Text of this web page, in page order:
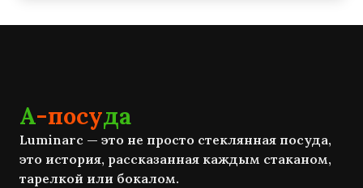
А-посуда
Luminarc — это не просто стеклянная посуда,
это история, рассказанная каждым стаканом,
тарелкой или бокалом.